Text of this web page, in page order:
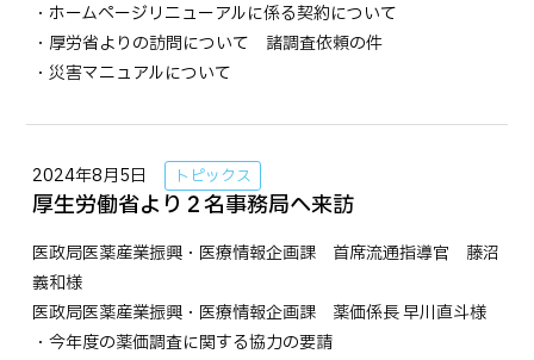
・ホームページリニューアルに係る契約について
・厚労省よりの訪問について 諸調査依頼の件
・災害マニュアルについて
2024年8月5日 トピックス
厚生労働省より２名事務局へ来訪
医政局医薬産業振興・医療情報企画課 首席流通指導官 藤沼
義和様
医政局医薬産業振興・医療情報企画課 薬価係長 早川直斗様
・今年度の薬価調査に関する協力の要請